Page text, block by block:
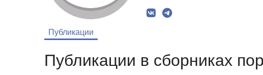
Публикации
Публикации в сборниках